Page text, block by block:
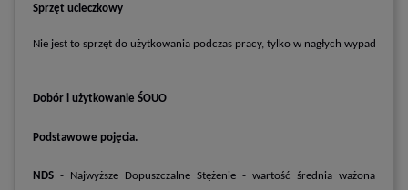
Sprzęt ucieczkowy
Nie jest to sprzęt do użytkowania podczas pracy, tylko w nagłych wypadkach
Dobór i użytkowanie ŚOUO
Podstawowe pojęcia.
NDS - Najwyższe Dopuszczalne Stężenie - wartość średnia ważona